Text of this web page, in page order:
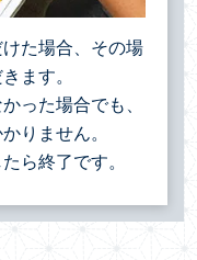
た場合、その場
ます。
った場合でも、
りません。
ら終了です。